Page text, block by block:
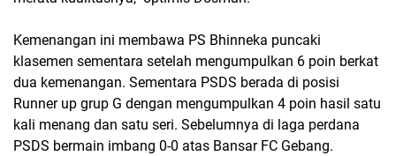
Kemenangan ini membawa PS Bhinneka puncaki
klasemen sementara setelah mengumpulkan 6 poin berkat
dua kemenangan. Sementara PSDS berada di posisi
Runner up grup G dengan mengumpulkan 4 poin hasil satu
kali menang dan satu seri. Sebelumnya di laga perdana
PSDS bermain imbang 0-0 atas Bansar FC Gebang.